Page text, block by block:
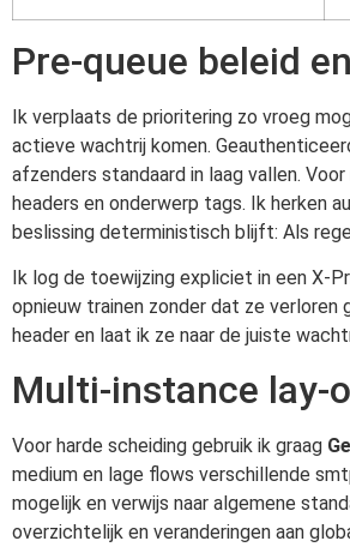
Pre-queue beleid
Ik verplaats de prioritering zo vroeg
actieve wachtrij komen.
afzenders standaard in laag vallen.
headers en onderwerp tags. Ik herken
beslissing deterministisch blijft: Als
Ik log de toewijzing expliciet in een X-
opnieuw trainen zonder dat ze verloren
header en laat ik ze naar de juiste
Multi-instance lay-
Voor harde scheiding gebruik ik graag
medium en lage flows verschillende
mogelijk en verwijs naar algemene
overzichtelijk en veranderingen aan